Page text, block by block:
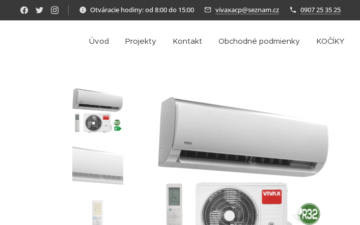
Otváracie hodiny: od 8:00 do 15:00 vivaxacp@seznam.cz 0907 25 35 25
Úvod Projekty Kontakt Obchodné podmienky KOČÍKY